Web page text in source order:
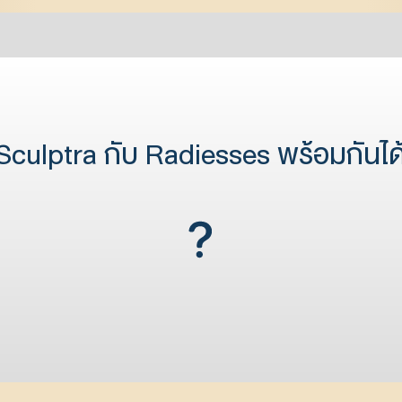
กับ Radiesses พร้อมกันไ